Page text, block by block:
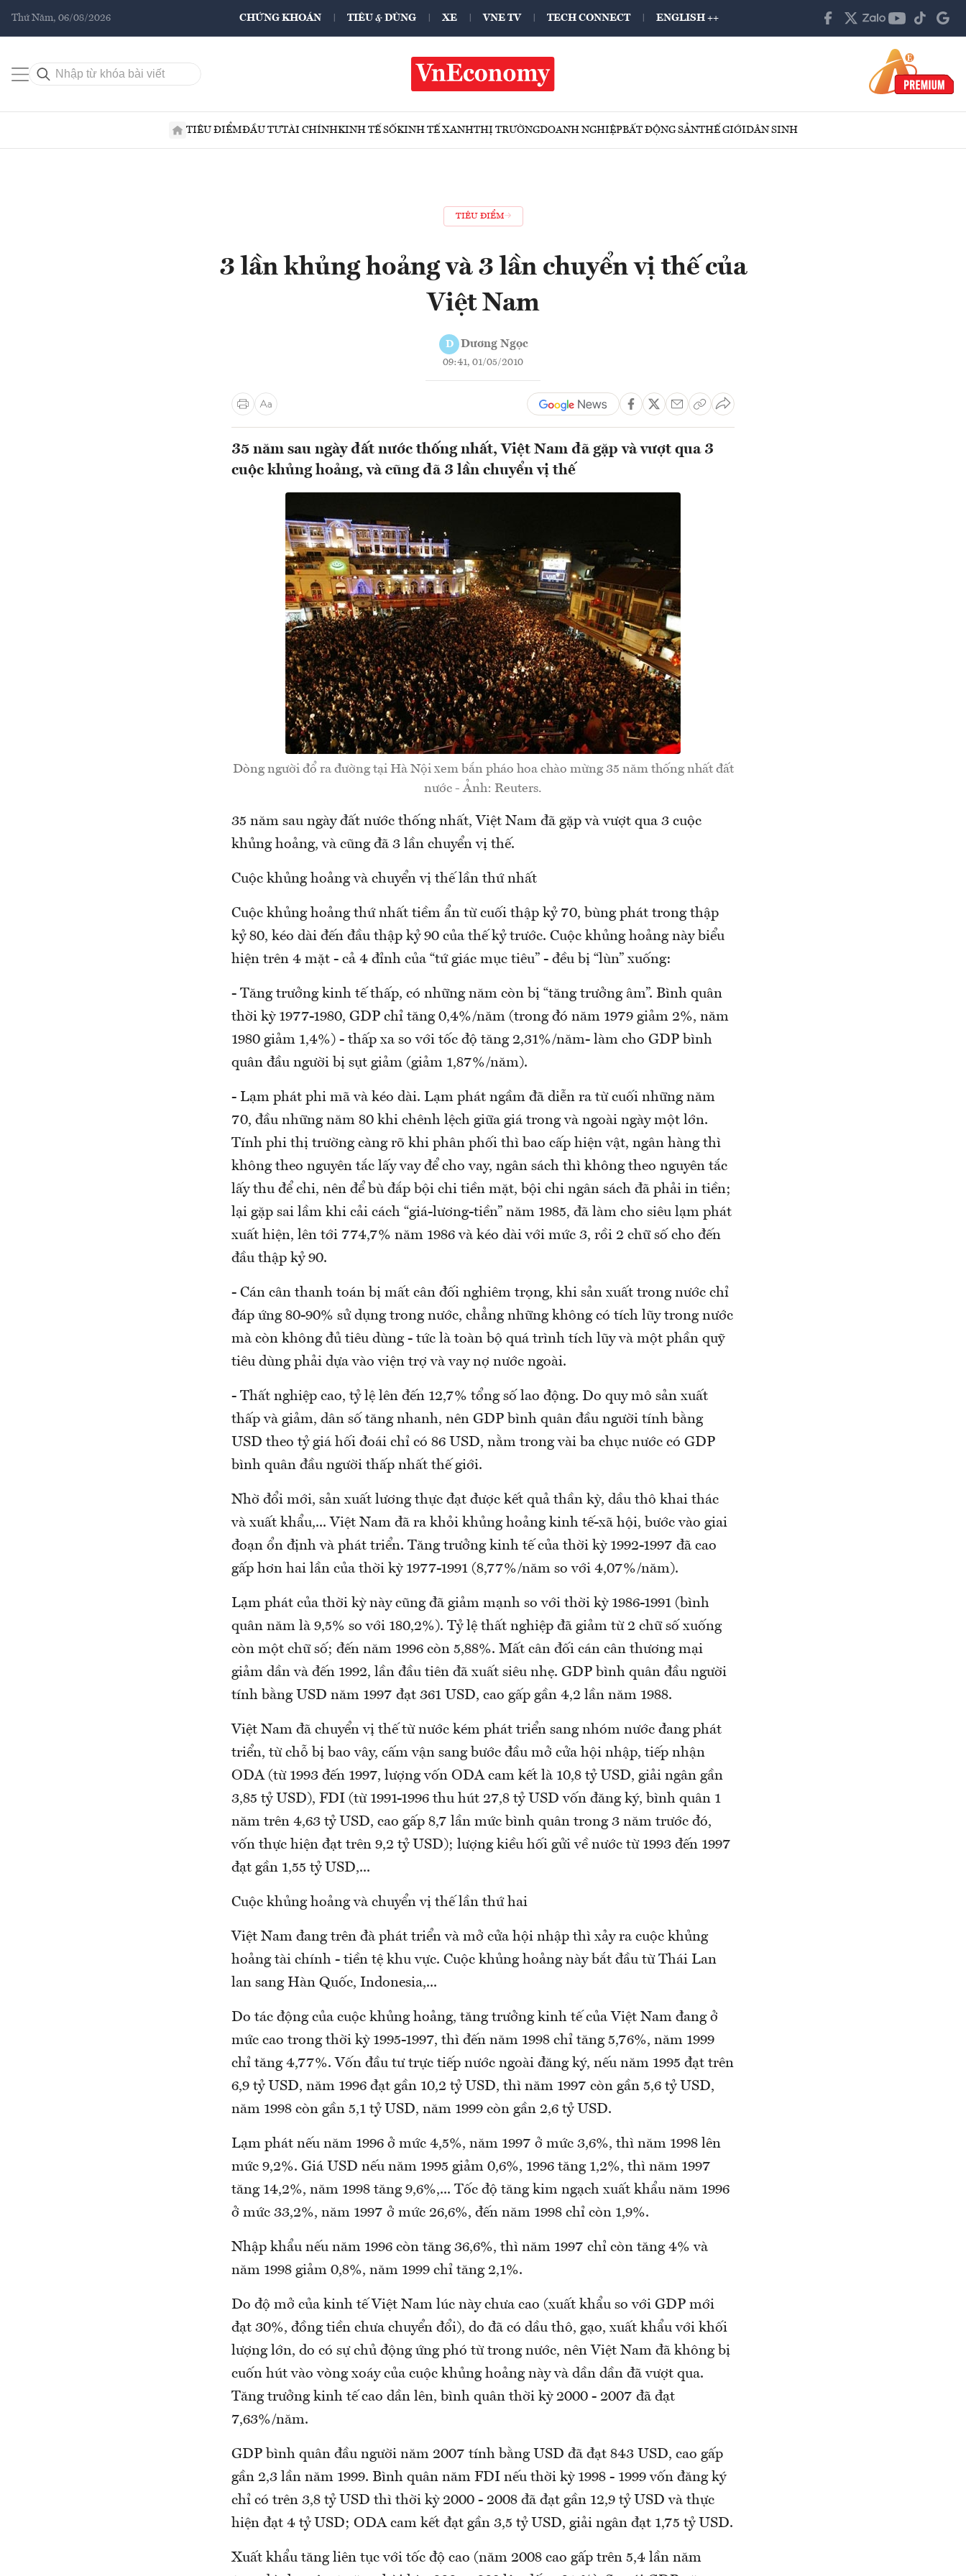
Thứ Năm, 06/08/2026 CHỨNG KHOÁN TIÊU & DÙNG XE VNE TV TECH CONNECT ENGLISH ++
TIÊU ĐIỂMĐẦU TƯTÀI CHÍNHKINH TẾ SỐKINH TẾ XANHTHỊ TRƯỜNGDOANH NGHIỆPBẤT ĐỘNG SẢNTHẾ GIỚIDÂN SINH
TIÊU ĐIỂM
3 lần khủng hoảng và 3 lần chuyển vị thế của
Việt Nam
D Dương Ngọc
09:41, 01/05/2010
35 năm sau ngày đất nước thống nhất, Việt Nam đã gặp và vượt qua 3
cuộc khủng hoảng, và cũng đã 3 lần chuyển vị thế
Dòng người đổ ra đường tại Hà Nội xem bắn pháo hoa chào mừng 35 năm thống nhất đất
nước - Ảnh: Reuters.
35 năm sau ngày đất nước thống nhất, Việt Nam đã gặp và vượt qua 3 cuộc
khủng hoảng, và cũng đã 3 lần chuyển vị thế.
Cuộc khủng hoảng và chuyển vị thế lần thứ nhất
Cuộc khủng hoảng thứ nhất tiềm ẩn từ cuối thập kỷ 70, bùng phát trong thập
kỷ 80, kéo dài đến đầu thập kỷ 90 của thế kỷ trước. Cuộc khủng hoảng này biểu
hiện trên 4 mặt - cả 4 đỉnh của “tứ giác mục tiêu” - đều bị “lùn” xuống:
- Tăng trưởng kinh tế thấp, có những năm còn bị “tăng trưởng âm”. Bình quân
thời kỳ 1977-1980, GDP chỉ tăng 0,4%/năm (trong đó năm 1979 giảm 2%, năm
1980 giảm 1,4%) - thấp xa so với tốc độ tăng 2,31%/năm- làm cho GDP bình
quân đầu người bị sụt giảm (giảm 1,87%/năm).
- Lạm phát phi mã và kéo dài. Lạm phát ngầm đã diễn ra từ cuối những năm
70, đầu những năm 80 khi chênh lệch giữa giá trong và ngoài ngày một lớn.
Tính phi thị trường càng rõ khi phân phối thì bao cấp hiện vật, ngân hàng thì
không theo nguyên tắc lấy vay để cho vay, ngân sách thì không theo nguyên tắc
lấy thu để chi, nên để bù đắp bội chi tiền mặt, bội chi ngân sách đã phải in tiền;
lại gặp sai lầm khi cải cách “giá-lương-tiền” năm 1985, đã làm cho siêu lạm phát
xuất hiện, lên tới 774,7% năm 1986 và kéo dài với mức 3, rồi 2 chữ số cho đến
đầu thập kỷ 90.
- Cán cân thanh toán bị mất cân đối nghiêm trọng, khi sản xuất trong nước chỉ
đáp ứng 80-90% sử dụng trong nước, chẳng những không có tích lũy trong nước
mà còn không đủ tiêu dùng - tức là toàn bộ quá trình tích lũy và một phần quỹ
tiêu dùng phải dựa vào viện trợ và vay nợ nước ngoài.
- Thất nghiệp cao, tỷ lệ lên đến 12,7% tổng số lao động. Do quy mô sản xuất
thấp và giảm, dân số tăng nhanh, nên GDP bình quân đầu người tính bằng
USD theo tỷ giá hối đoái chỉ có 86 USD, nằm trong vài ba chục nước có GDP
bình quân đầu người thấp nhất thế giới.
Nhờ đổi mới, sản xuất lương thực đạt được kết quả thần kỳ, dầu thô khai thác
và xuất khẩu,... Việt Nam đã ra khỏi khủng hoảng kinh tế-xã hội, bước vào giai
đoạn ổn định và phát triển. Tăng trưởng kinh tế của thời kỳ 1992-1997 đã cao
gấp hơn hai lần của thời kỳ 1977-1991 (8,77%/năm so với 4,07%/năm).
Lạm phát của thời kỳ này cũng đã giảm mạnh so với thời kỳ 1986-1991 (bình
quân năm là 9,5% so với 180,2%). Tỷ lệ thất nghiệp đã giảm từ 2 chữ số xuống
còn một chữ số; đến năm 1996 còn 5,88%. Mất cân đối cán cân thương mại
giảm dần và đến 1992, lần đầu tiên đã xuất siêu nhẹ. GDP bình quân đầu người
tính bằng USD năm 1997 đạt 361 USD, cao gấp gần 4,2 lần năm 1988.
Việt Nam đã chuyển vị thế từ nước kém phát triển sang nhóm nước đang phát
triển, từ chỗ bị bao vây, cấm vận sang bước đầu mở cửa hội nhập, tiếp nhận
ODA (từ 1993 đến 1997, lượng vốn ODA cam kết là 10,8 tỷ USD, giải ngân gần
3,85 tỷ USD), FDI (từ 1991-1996 thu hút 27,8 tỷ USD vốn đăng ký, bình quân 1
năm trên 4,63 tỷ USD, cao gấp 8,7 lần mức bình quân trong 3 năm trước đó,
vốn thực hiện đạt trên 9,2 tỷ USD); lượng kiều hối gửi về nước từ 1993 đến 1997
đạt gần 1,55 tỷ USD,...
Cuộc khủng hoảng và chuyển vị thế lần thứ hai
Việt Nam đang trên đà phát triển và mở cửa hội nhập thì xảy ra cuộc khủng
hoảng tài chính - tiền tệ khu vực. Cuộc khủng hoảng này bắt đầu từ Thái Lan
lan sang Hàn Quốc, Indonesia,...
Do tác động của cuộc khủng hoảng, tăng trưởng kinh tế của Việt Nam đang ở
mức cao trong thời kỳ 1995-1997, thì đến năm 1998 chỉ tăng 5,76%, năm 1999
chỉ tăng 4,77%. Vốn đầu tư trực tiếp nước ngoài đăng ký, nếu năm 1995 đạt trên
6,9 tỷ USD, năm 1996 đạt gần 10,2 tỷ USD, thì năm 1997 còn gần 5,6 tỷ USD,
năm 1998 còn gần 5,1 tỷ USD, năm 1999 còn gần 2,6 tỷ USD.
Lạm phát nếu năm 1996 ở mức 4,5%, năm 1997 ở mức 3,6%, thì năm 1998 lên
mức 9,2%. Giá USD nếu năm 1995 giảm 0,6%, 1996 tăng 1,2%, thì năm 1997
tăng 14,2%, năm 1998 tăng 9,6%,... Tốc độ tăng kim ngạch xuất khẩu năm 1996
ở mức 33,2%, năm 1997 ở mức 26,6%, đến năm 1998 chỉ còn 1,9%.
Nhập khẩu nếu năm 1996 còn tăng 36,6%, thì năm 1997 chỉ còn tăng 4% và
năm 1998 giảm 0,8%, năm 1999 chỉ tăng 2,1%.
Do độ mở của kinh tế Việt Nam lúc này chưa cao (xuất khẩu so với GDP mới
đạt 30%, đồng tiền chưa chuyển đổi), do đã có dầu thô, gạo, xuất khẩu với khối
lượng lớn, do có sự chủ động ứng phó từ trong nước, nên Việt Nam đã không bị
cuốn hút vào vòng xoáy của cuộc khủng hoảng này và dần dần đã vượt qua.
Tăng trưởng kinh tế cao dần lên, bình quân thời kỳ 2000 - 2007 đã đạt
7,63%/năm.
GDP bình quân đầu người năm 2007 tính bằng USD đã đạt 843 USD, cao gấp
gần 2,3 lần năm 1999. Bình quân năm FDI nếu thời kỳ 1998 - 1999 vốn đăng ký
chỉ có trên 3,8 tỷ USD thì thời kỳ 2000 - 2008 đã đạt gần 12,9 tỷ USD và thực
hiện đạt 4 tỷ USD; ODA cam kết đạt gần 3,5 tỷ USD, giải ngân đạt 1,75 tỷ USD.
Xuất khẩu tăng liên tục với tốc độ cao (năm 2008 cao gấp trên 5,4 lần năm